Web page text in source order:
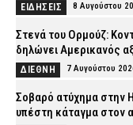
ΕΙΔΗΣΕΙΣ 8 Αυγούστου
Στενά του Ορμούζ:
δηλώνει Αμερικανός
ΔΙΕΘΝΗ 7 Αυγούστου
Σοβαρό ατύχημα στην
υπέστη κάταγμα στον